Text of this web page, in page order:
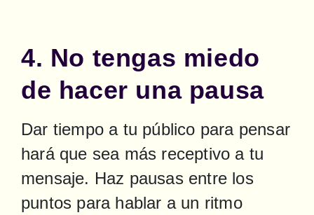
4. No tengas miedo
de hacer una pausa
Dar tiempo a tu público para pensar
hará que sea más receptivo a tu
mensaje. Haz pausas entre los
puntos para hablar a un ritmo